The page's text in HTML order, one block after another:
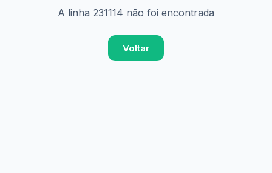
A linha 231114 não foi encontrada
Voltar